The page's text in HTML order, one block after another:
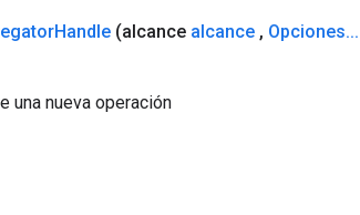
Handle (alcance alcance , Opciones...
una nueva operación